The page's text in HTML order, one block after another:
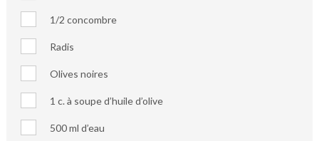
1/2 concombre
Radis
Olives noires
1 c. à soupe d’huile d’olive
500 ml d’eau